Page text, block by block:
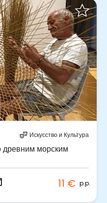
theater_comedy Искусство и Культура
древним морским
11 € p.p.